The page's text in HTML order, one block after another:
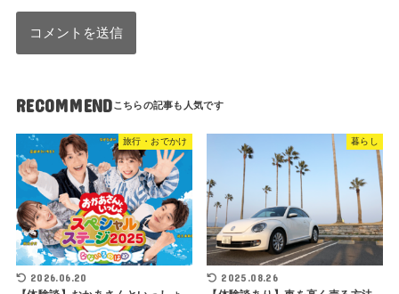
RECOMMEND
旅行・おでかけ
2026.06.20
暮らし
2025.08.26